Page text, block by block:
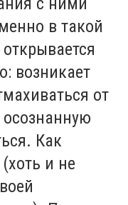
в такой
возникает
от
Как
и не